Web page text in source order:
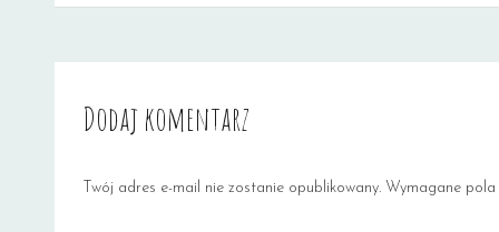
Dodaj komentarz
Twój adres e-mail nie zostanie opublikowany. Wymagane